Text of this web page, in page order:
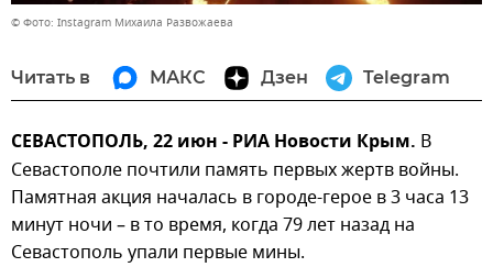
© Фото: Instagram Михаила Развожаева
Читать в МАКС Дзен Telegram
СЕВАСТОПОЛЬ, 22 июн - РИА Новости Крым. В
Севастополе почтили память первых жертв войны.
Памятная акция началась в городе-герое в 3 часа 13
минут ночи – в то время, когда 79 лет назад на
Севастополь упали первые мины.